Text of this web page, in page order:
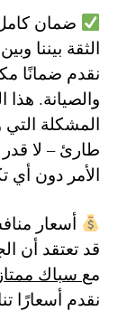
ضمان
الثقة بيننا
نقدم ضمانًا
والصيانة.
المشكلة
طارئ – لا قدر
الأمر دون أي
أسعار
قد تعتقد أن
مع سباك
نقدم أسعارًا